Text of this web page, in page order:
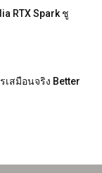
RTX Spark ชู
เสมือนจริง Better